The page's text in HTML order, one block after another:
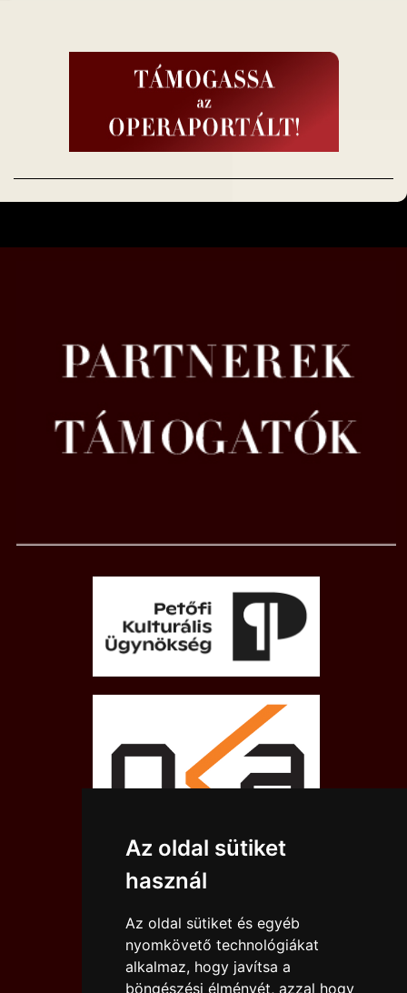
Az oldal sütiket
használ
Az oldal sütiket és egyéb
nyomkövető technológiákat
alkalmaz, hogy javítsa a
böngészési élményét, azzal hogy